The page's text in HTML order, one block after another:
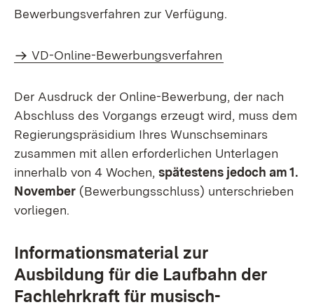
Bewerbungsverfahren zur Verfügung.
VD-Online-Bewerbungsverfahren
Der Ausdruck der Online-Bewerbung, der nach
Abschluss des Vorgangs erzeugt wird, muss dem
Regierungspräsidium Ihres Wunschseminars
zusammen mit allen erforderlichen Unterlagen
innerhalb von 4 Wochen, spätestens jedoch am 1.
November (Bewerbungsschluss) unterschrieben
vorliegen.
Informationsmaterial zur
Ausbildung für die Laufbahn der
Fachlehrkraft für musisch-